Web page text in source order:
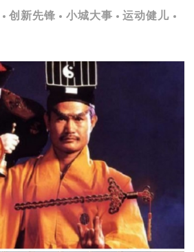
创新先锋 小城大事
运动健儿